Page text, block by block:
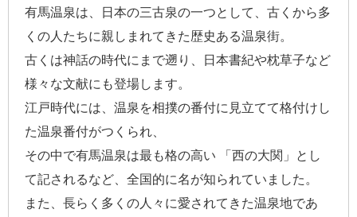
有馬温泉は、日本の三古泉の一つとして、古くから多
くの人たちに親しまれてきた歴史ある温泉街。
古くは神話の時代にまで遡り、日本書紀や枕草子など
様々な文献にも登場します。
江戸時代には、温泉を相撲の番付に見立てて格付けし
た温泉番付がつくられ、
その中で有馬温泉は最も格の高い 「西の大関」とし
て記されるなど、全国的に名が知られていました。
また、長らく多くの人々に愛されてきた温泉地であ